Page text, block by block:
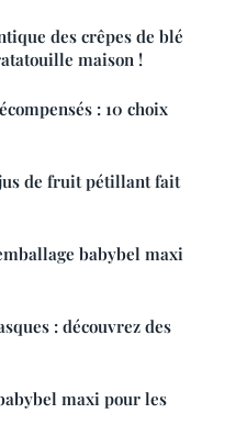
des crêpes de blé
maison !
: 10 choix
de fruit pétillant fait
babybel maxi
: découvrez des
maxi pour les